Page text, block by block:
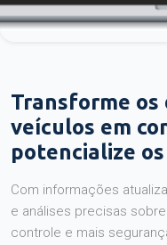
Transforme os
veículos em
potencialize
Com informações
e análises precisas
controle e mais